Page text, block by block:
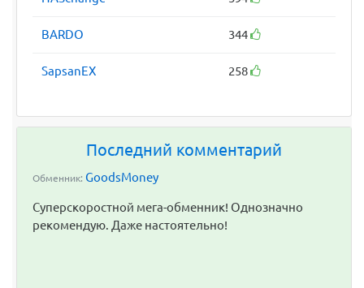
BARDO 344
SapsanEX 258
Последний комментарий
Обменник: GoodsMoney
Суперскоростной мега-обменник! Однозначно
рекомендую. Даже настоятельно!